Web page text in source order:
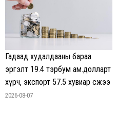
Гадаад худалдааны бараа
эргэлт 19.4 тэрбум ам.долларт
хүрч, экспорт 57.5 хувиар өсжээ
2026-08-07